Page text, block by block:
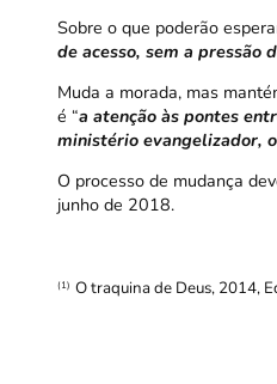
Sobre o que poderão
de acesso, sem a pressão
Muda a morada, mas
é “a atenção às pontes
ministério evangelizador,
O processo de mudança
junho de 2018.
(1) O traquina de Deus, 2014,